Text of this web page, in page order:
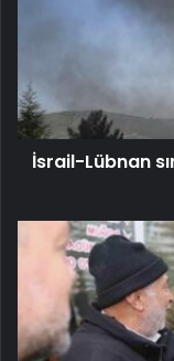
İsrail-Lübnan